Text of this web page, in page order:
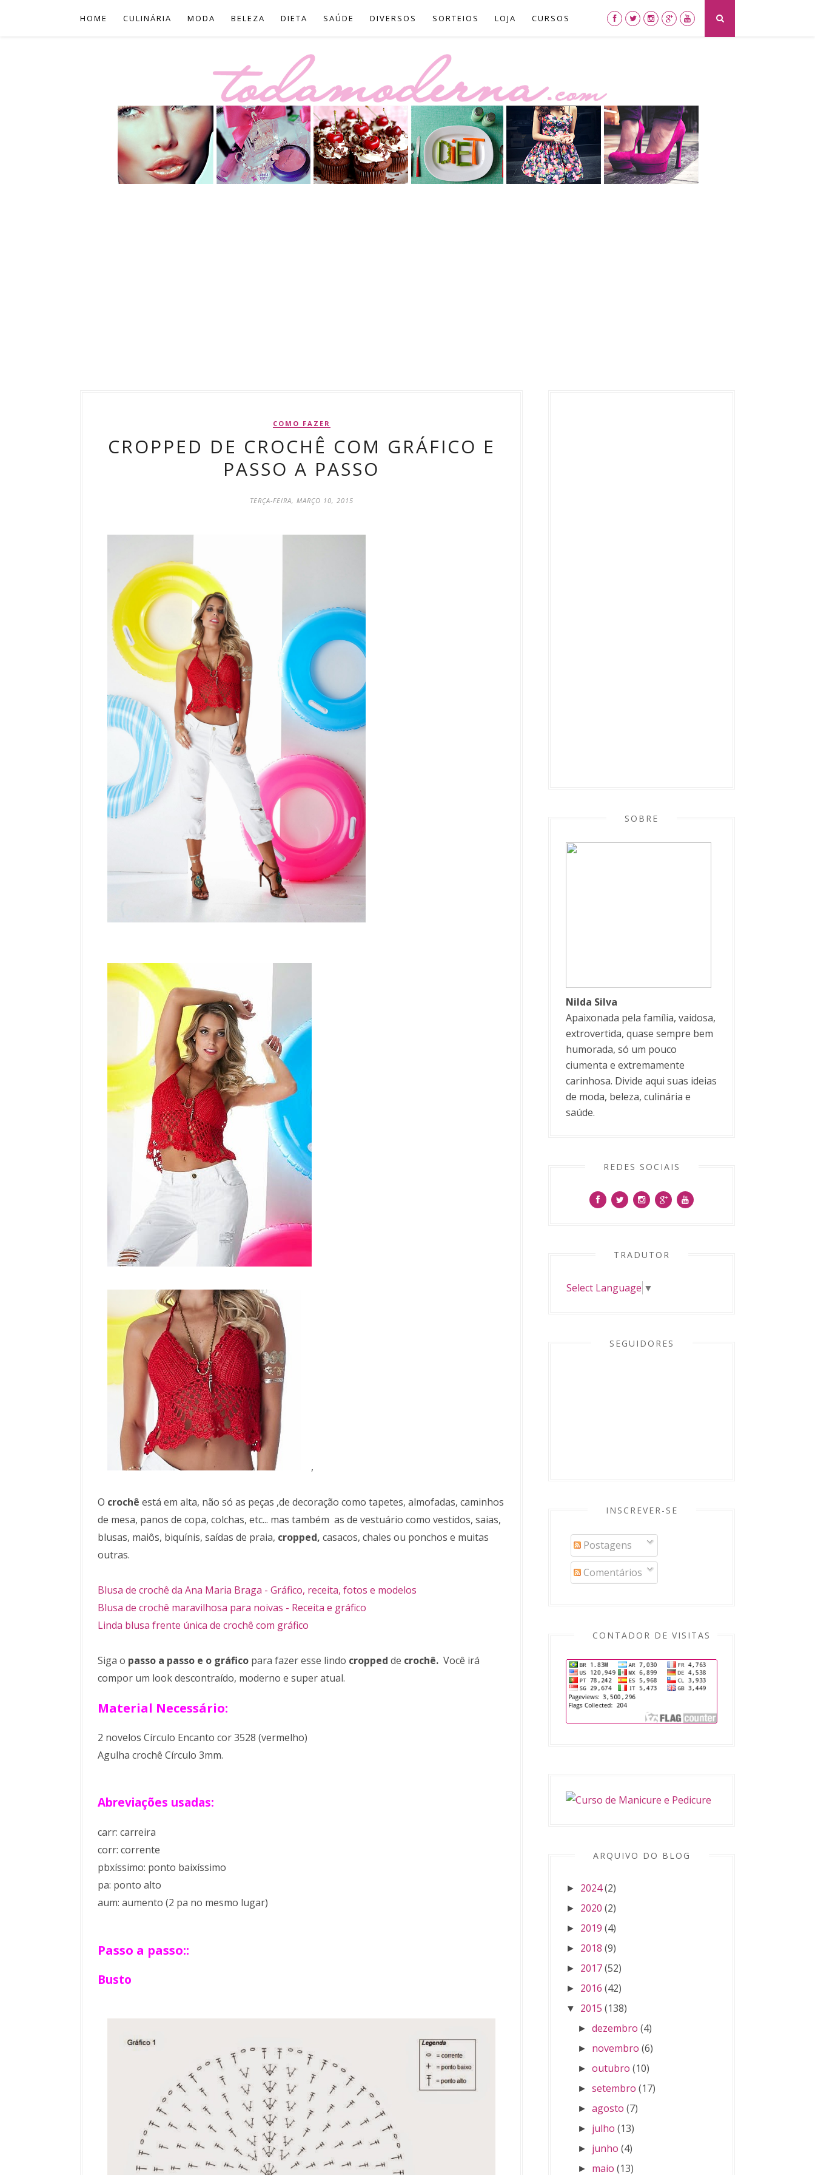
HOME CULINÁRIA MODA BELEZA DIETA SAÚDE DIVERSOS SORTEIOS LOJA CURSOS
COMO FAZER
CROPPED DE CROCHÊ COM GRÁFICO E
PASSO A PASSO
TERÇA-FEIRA, MARÇO 10, 2015
,
O crochê está em alta, não só as peças ,de decoração como tapetes, almofadas, caminhos
de mesa, panos de copa, colchas, etc... mas também as de vestuário como vestidos, saias,
blusas, maiôs, biquínis, saídas de praia, cropped, casacos, chales ou ponchos e muitas
outras.
Blusa de crochê da Ana Maria Braga - Gráfico, receita, fotos e modelos
Blusa de crochê maravilhosa para noivas - Receita e gráfico
Linda blusa frente única de crochê com gráfico
Siga o passo a passo e o gráfico para fazer esse lindo cropped de crochê. Você irá
compor um look descontraído, moderno e super atual.
Material Necessário:
2 novelos Círculo Encanto cor 3528 (vermelho)
Agulha crochê Círculo 3mm.
Abreviações usadas:
carr: carreira
corr: corrente
pbxíssimo: ponto baixíssimo
pa: ponto alto
aum: aumento (2 pa no mesmo lugar)
Passo a passo::
Busto
SOBRE
Nilda Silva
Apaixonada pela família, vaidosa,
extrovertida, quase sempre bem
humorada, só um pouco
ciumenta e extremamente
carinhosa. Divide aqui suas ideias
de moda, beleza, culinária e
saúde.
REDES SOCIAIS
TRADUTOR
Select Language ▼
SEGUIDORES
INSCREVER-SE
Postagens
Comentários
CONTADOR DE VISITAS
ARQUIVO DO BLOG
► 2024(2)
► 2020 (2)
► 2019 (4)
► 2018 (9)
► 2017(52)
► 2016 (42)
▼ 2015 (138)
►dezembro (4)
► novembro (6)
►outubro (10)
►setembro (17)
►agosto (7)
► julho (13)
► junho (4)
► maio (13)